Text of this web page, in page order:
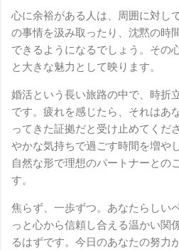
心に余裕がある人は、周囲に対し
の事情を汲み取ったり、沈黙の時
できるようになるでしょう。その
と大きな魅力として映ります。
婚活という長い旅路の中で、時折
です。疲れを感じたら、それはあ
ってきた証拠だと受け止めてくだ
やかな気持ちで過ごす時間を増や
自然な形で理想のパートナーとの
す。
焦らず、一歩ずつ。あなたらしい
っと心から信頼し合える温かい関
るはずです。今日のあなたの努力